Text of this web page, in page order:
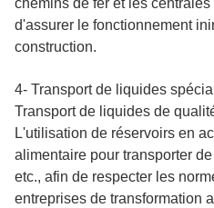
d'assurer le fonctionnement
construction.
4- Transport de liquides
Transport de liquides de
L'utilisation de réservoirs en
alimentaire pour transporter
etc., afin de respecter les
entreprises de transformation